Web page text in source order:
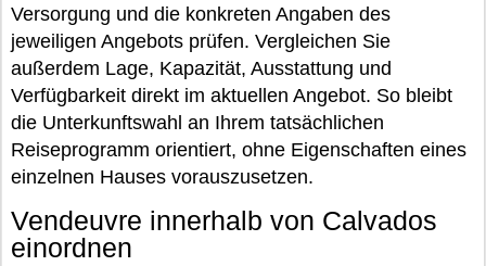
Versorgung und die konkreten Angaben des
jeweiligen Angebots prüfen. Vergleichen Sie
außerdem Lage, Kapazität, Ausstattung und
Verfügbarkeit direkt im aktuellen Angebot. So bleibt
die Unterkunftswahl an Ihrem tatsächlichen
Reiseprogramm orientiert, ohne Eigenschaften eines
einzelnen Hauses vorauszusetzen.
Vendeuvre innerhalb von Calvados
einordnen